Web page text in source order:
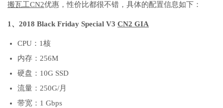
搬瓦工CN2优惠，性价比都很不错，具体的配置信息如下：
1、2018 Black Friday Special V3 CN2 GIA
CPU：1核
内存：256M
硬盘：10G SSD
流量：250G/月
带宽：1 Gbps